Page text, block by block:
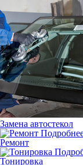
Замена автостекол
Ремонт
Тонировка